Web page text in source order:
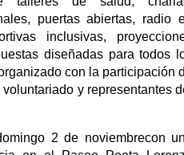
puertas abiertas, radio
inclusivas,
diseñadas para todos
con la participación
y representantes
2 de noviembrecon